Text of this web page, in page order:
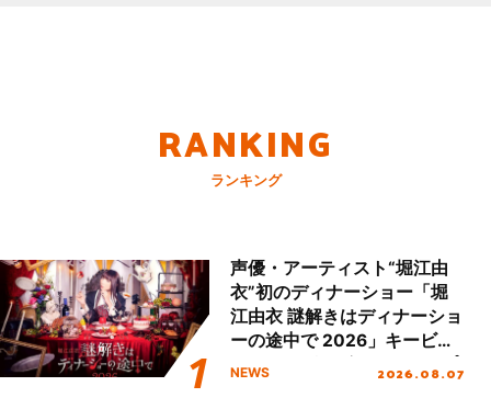
RANKING
ランキング
声優・アーティスト“堀江由
衣”初のディナーショー「堀
江由衣 謎解きはディナーショ
ーの途中で 2026」キービジ
ュアル＆グッズラインナップ
NEWS 2026.08.07